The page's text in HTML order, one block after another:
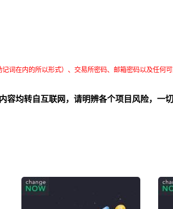
词在内的所以形式）、交易所密码、邮箱密码以及任何
容均转自互联网，请明辨各个项目风险，一